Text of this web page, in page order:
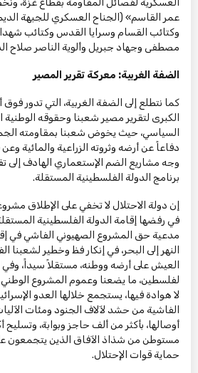
عمر القاسم» (الجناح العسكري للجبهة
وكتائب القسام وسرايا القدس وكتائب
مصطفى وجهاد جبريل وألوية الناصر صلاح
الضفة الغربية: معركة تقرير المصير
كما نتطلع إلى الضفة الغربية، التي تدور
الكبرى لتقرير مصير شعبنا وحقوقه
السياسي، حيث يخوض شعبنا بمقاومته
دفاعاً عن أرضه وثروته الزراعية والمائية
وجه مشاريع الضم الإستعماري الهادف إلى
برنامج الدولة الفلسطينية المستقلة.
إن دولة الاحتلال لا تخفي على الإطلاق
في رفضها إقامة الدولة الفلسطينية
مدعية حق المشروع الصهيوني الفاشي في
النهر إلى البحر، في إنكار فظ وخطير
العيش على أرضه ووطنه، مستقلاً سيداً، وفي
لفلسطين، ما يضعنا وعموم المشروع
لا هوادة فيها، يستجمع خلالها العدو
الفاشية من حشد لآلاف الجنود ومئات
مستوطن من شذاذ الآفاق الذين يتجمعون
حماية قوات الإحتلال.